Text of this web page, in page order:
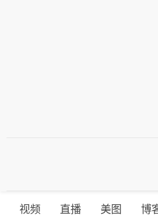
视频 直播 美图 博